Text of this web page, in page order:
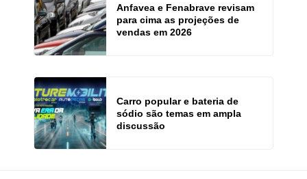
Anfavea e Fenabrave revisam
para cima as projeções de
vendas em 2026
Carro popular e bateria de
sódio são temas em ampla
discussão